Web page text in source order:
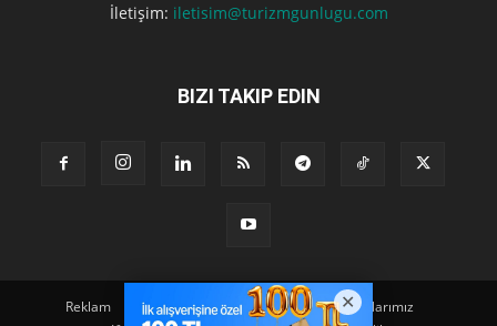
İletişim: iletisim@turizmgunlugu.com
BIZI TAKIP EDIN
Reklam Künye Hakkımızda Iletişim
Yazarlarımız